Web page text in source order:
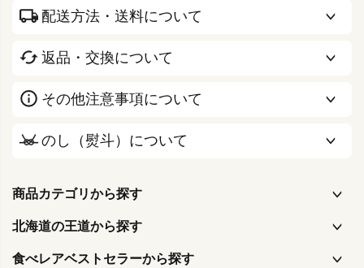
配送方法・送料について
返品・交換について
その他注意事項について
のし（熨斗）について
商品カテゴリから探す
北海道の王道から探す
食べレアベストセラーから探す